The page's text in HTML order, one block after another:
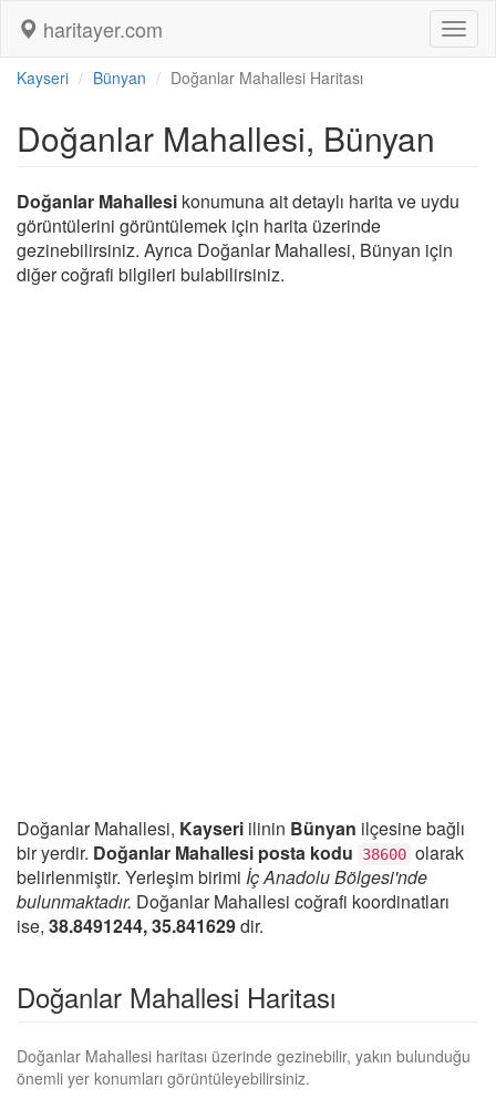
haritayer.com
Kayseri Bünyan Doğanlar Mahallesi Haritası
Doğanlar Mahallesi, Bünyan
Doğanlar Mahallesi konumuna ait detaylı harita ve uydu
görüntülerini görüntülemek için harita üzerinde
gezinebilirsiniz. Ayrıca Doğanlar Mahallesi, Bünyan için
diğer coğrafi bilgileri bulabilirsiniz.
Doğanlar Mahallesi, Kayseri ilinin Bünyan ilçesine bağlı
bir yerdir. Doğanlar Mahallesi posta kodu 38600 olarak
belirlenmiştir. Yerleşim birimi İç Anadolu Bölgesi'nde
bulunmaktadır. Doğanlar Mahallesi coğrafi koordinatları
ise, 38.8491244, 35.841629dir.
Doğanlar Mahallesi Haritası
Doğanlar Mahallesi haritası üzerinde gezinebilir, yakın bulunduğu
önemli yer konumları görüntüleyebilirsiniz.